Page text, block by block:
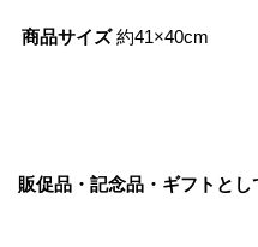
商品サイズ 約41×40cm
販促品・記念品・ギフトと